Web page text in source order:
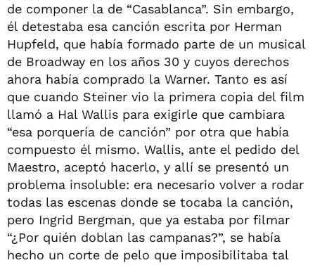
de componer la de “Casablanca”. Sin embargo,
él detestaba esa canción escrita por Herman
Hupfeld, que había formado parte de un musical
de Broadway en los años 30 y cuyos derechos
ahora había comprado la Warner. Tanto es así
que cuando Steiner vio la primera copia del film
llamó a Hal Wallis para exigirle que cambiara
“esa porquería de canción” por otra que había
compuesto él mismo. Wallis, ante el pedido del
Maestro, aceptó hacerlo, y allí se presentó un
problema insoluble: era necesario volver a rodar
todas las escenas donde se tocaba la canción,
pero Ingrid Bergman, que ya estaba por filmar
“¿Por quién doblan las campanas?”, se había
hecho un corte de pelo que imposibilitaba tal